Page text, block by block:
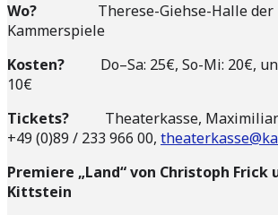
Wo? Therese-Giehse-Halle der
Kammerspiele
Kosten? Do–Sa: 25€, So-Mi: 20€,
10€
Tickets? Theaterkasse,
+49 (0)89 / 233 966 00,
Premiere „Land“ von Christoph Frick
Kittstein